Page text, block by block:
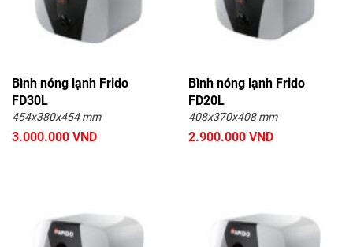
Bình nóng lạnh Frido
FD30L
454x380x454 mm
3.000.000 VND
Bình nóng lạnh Frido
FD20L
408x370x408 mm
2.900.000 VND